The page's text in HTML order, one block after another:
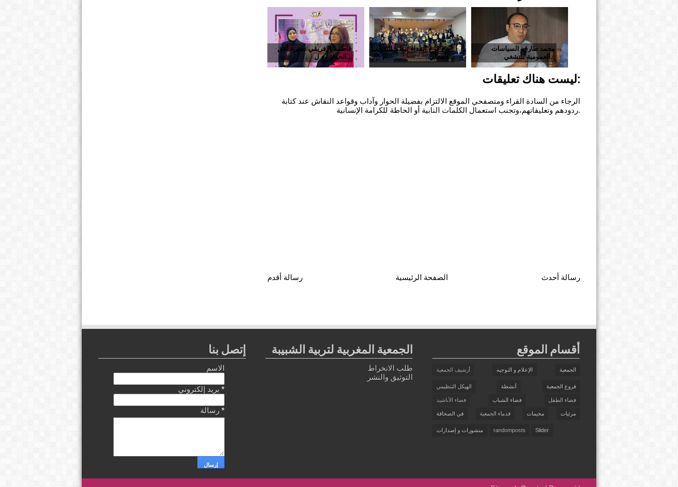
فاطمة الإفريقي تضيء أفق
الحوار مع ل...
أميج فرع الفداء تنظم التدريب
المحلي...
محمد طارق: السياسات
العمومية للتشغي...
ليست هناك تعليقات:
الرجاء من السادة القراء ومتصفحي الموقع الالتزام بفضيلة الحوار وآداب وقواعد النقاش عند كتابة
ردودهم وتعليقاتهم،وتجنب استعمال الكلمات النابية أو الحاطة للكرامة الإنسانية.
رسالة أحدث رسالة أقدم الصفحة الرئيسية
إتصل بنا
الاسم
*
رسالة *
الجمعية المغربية لتربية الشبيبة
طلب الانخراط
التوثيق والنشر
أقسام الموقع
أرشيف الجمعية الإعلام و التوجيه الجمعية
الهيكل التنظيمي أنشطة فروع الجمعية
فضاء الأناشيد فضاء الشباب فضاء الطفل
في الصحافة قدماء الجمعية مخيمات مرئيات
منشورات و إصدارات randomposts Slider